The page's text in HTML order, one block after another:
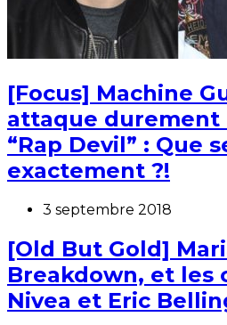
[Focus] Machine
attaque durement
“Rap Devil” : Que
exactement ?!
3 septembre 2018
[Old But Gold]
Breakdown, et les
Nivea et Eric